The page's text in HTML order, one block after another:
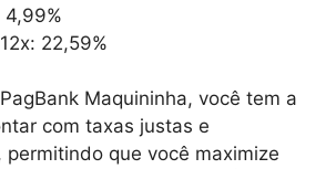
4,99%
22,59%
Maquininha, você tem a
com taxas justas e
que você maximize